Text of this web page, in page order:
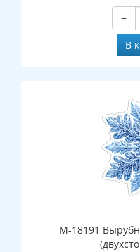
−
В
М-18191